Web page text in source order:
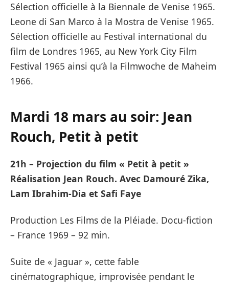
Sélection officielle à la Biennale de Venise 1965.
Leone di San Marco à la Mostra de Venise 1965.
Sélection officielle au Festival international du
film de Londres 1965, au New York City Film
Festival 1965 ainsi qu’à la Filmwoche de Maheim
1966.
Mardi 18 mars au soir: Jean
Rouch, Petit à petit
21h – Projection du film « Petit à petit »
Réalisation Jean Rouch. Avec Damouré Zika,
Lam Ibrahim-Dia et Safi Faye
Production Les Films de la Pléiade. Docu-fiction
– France 1969 – 92 min.
Suite de « Jaguar », cette fable
cinématographique, improvisée pendant le